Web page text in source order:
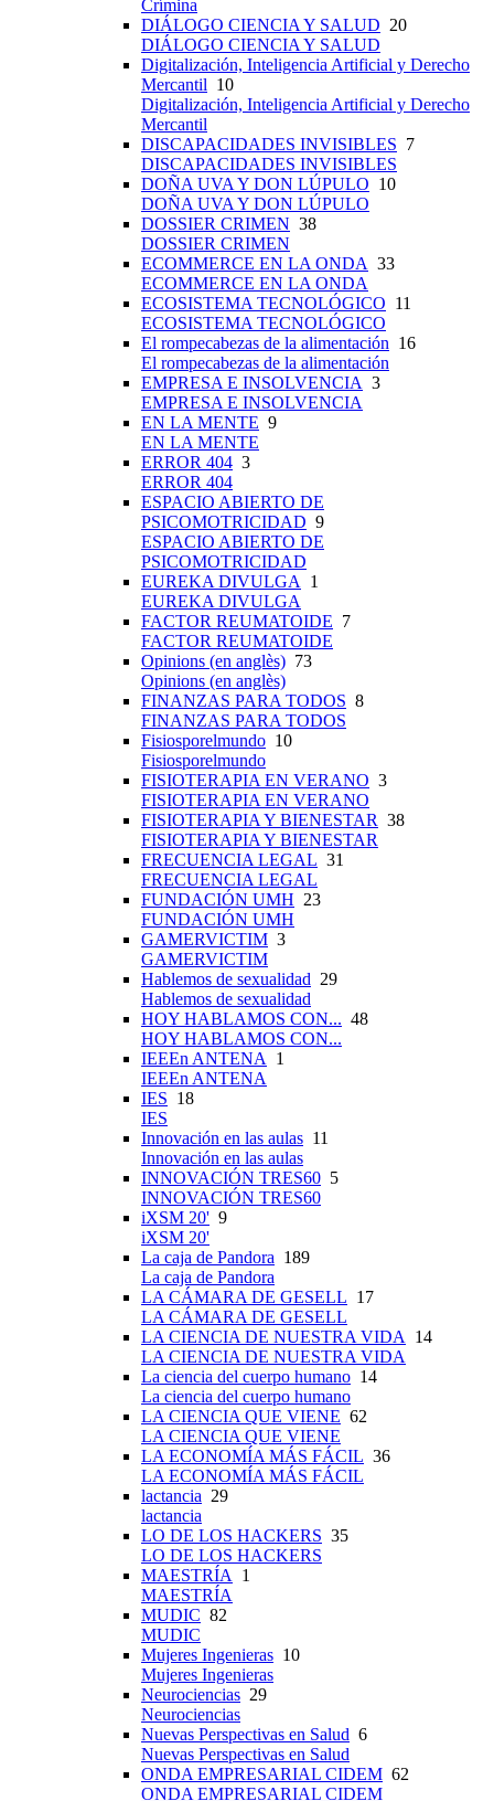
Crímina
DIÁLOGO CIENCIA Y SALUD 20
DIÁLOGO CIENCIA Y SALUD
Digitalización, Inteligencia Artificial y Derecho
Mercantil 10
Digitalización, Inteligencia Artificial y Derecho
Mercantil
DISCAPACIDADES INVISIBLES 7
DISCAPACIDADES INVISIBLES
DOÑA UVA Y DON LÚPULO 10
DOÑA UVA Y DON LÚPULO
DOSSIER CRIMEN 38
DOSSIER CRIMEN
ECOMMERCE EN LA ONDA 33
ECOMMERCE EN LA ONDA
ECOSISTEMA TECNOLÓGICO 11
ECOSISTEMA TECNOLÓGICO
El rompecabezas de la alimentación 16
El rompecabezas de la alimentación
EMPRESA E INSOLVENCIA 3
EMPRESA E INSOLVENCIA
EN LA MENTE 9
EN LA MENTE
ERROR 404 3
ERROR 404
ESPACIO ABIERTO DE
PSICOMOTRICIDAD 9
ESPACIO ABIERTO DE
PSICOMOTRICIDAD
EUREKA DIVULGA 1
EUREKA DIVULGA
FACTOR REUMATOIDE 7
FACTOR REUMATOIDE
Opinions (en anglès) 73
Opinions (en anglès)
FINANZAS PARA TODOS 8
FINANZAS PARA TODOS
Fisiosporelmundo 10
Fisiosporelmundo
FISIOTERAPIA EN VERANO 3
FISIOTERAPIA EN VERANO
FISIOTERAPIA Y BIENESTAR 38
FISIOTERAPIA Y BIENESTAR
FRECUENCIA LEGAL 31
FRECUENCIA LEGAL
FUNDACIÓN UMH 23
FUNDACIÓN UMH
GAMERVICTIM 3
GAMERVICTIM
Hablemos de sexualidad 29
Hablemos de sexualidad
HOY HABLAMOS CON... 48
HOY HABLAMOS CON...
IEEEn ANTENA 1
IEEEn ANTENA
IES 18
IES
Innovación en las aulas 11
Innovación en las aulas
INNOVACIÓN TRES60 5
INNOVACIÓN TRES60
iXSM 20' 9
iXSM 20'
La caja de Pandora 189
La caja de Pandora
LA CÁMARA DE GESELL 17
LA CÁMARA DE GESELL
LA CIENCIA DE NUESTRA VIDA 14
LA CIENCIA DE NUESTRA VIDA
La ciencia del cuerpo humano 14
La ciencia del cuerpo humano
LA CIENCIA QUE VIENE 62
LA CIENCIA QUE VIENE
LA ECONOMÍA MÁS FÁCIL 36
LA ECONOMÍA MÁS FÁCIL
lactancia 29
lactancia
LO DE LOS HACKERS 35
LO DE LOS HACKERS
MAESTRÍA 1
MAESTRÍA
MUDIC 82
MUDIC
Mujeres Ingenieras 10
Mujeres Ingenieras
Neurociencias 29
Neurociencias
Nuevas Perspectivas en Salud 6
Nuevas Perspectivas en Salud
ONDA EMPRESARIAL CIDEM 62
ONDA EMPRESARIAL CIDEM